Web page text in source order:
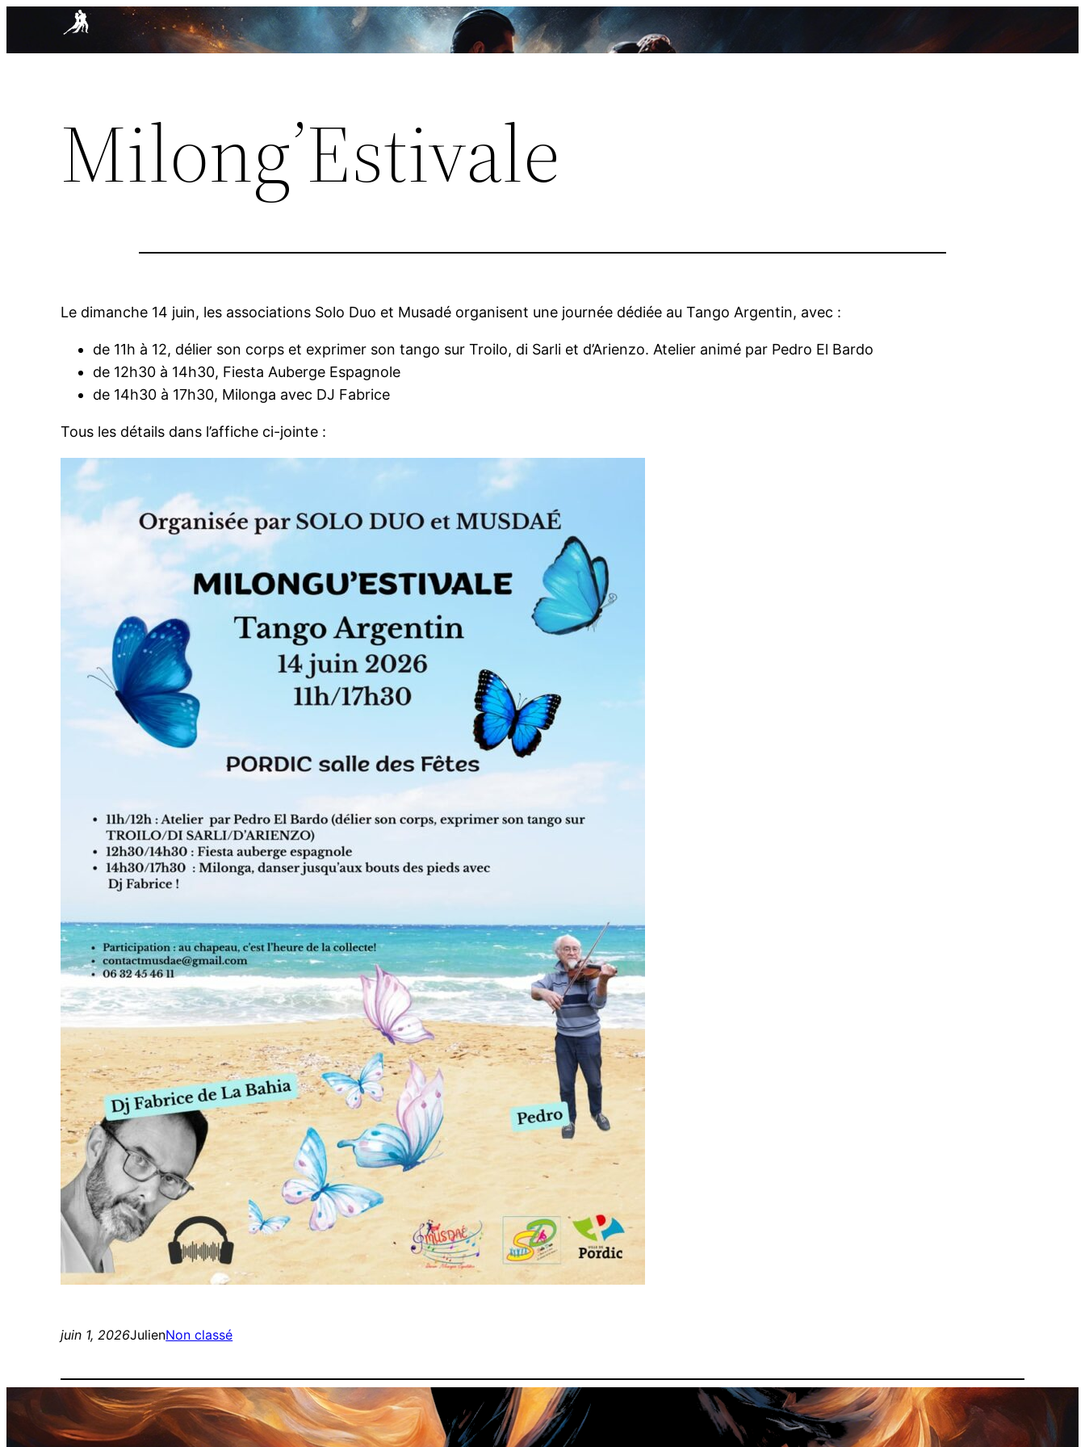
Milong’Estivale
Le dimanche 14 juin, les associations Solo Duo et Musadé organisent une journée dédiée au Tango Argentin, avec :
de 11h à 12, délier son corps et exprimer son tango sur Troilo, di Sarli et d’Arienzo. Atelier animé par Pedro El Bardo
de 12h30 à 14h30, Fiesta Auberge Espagnole
de 14h30 à 17h30, Milonga avec DJ Fabrice
Tous les détails dans l’affiche ci-jointe :
juin 1, 2026JulienNon classé